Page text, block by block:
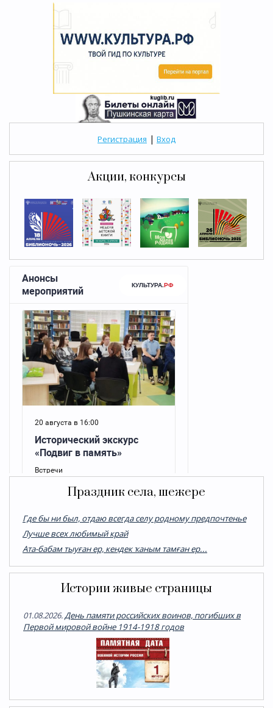
Регистрация | Вход
Акции, конкурсы
Праздник села, шежере
Где бы ни был, отдаю всегда селу родному предпочтенье
Лучше всех любимый край
Ата-бабам тыуған ер, кендек ҡаным тамған ер...
Истории живые страницы
01.08.2026.День памяти российских воинов, погибших в
Первой мировой войне 1914-1918 годов